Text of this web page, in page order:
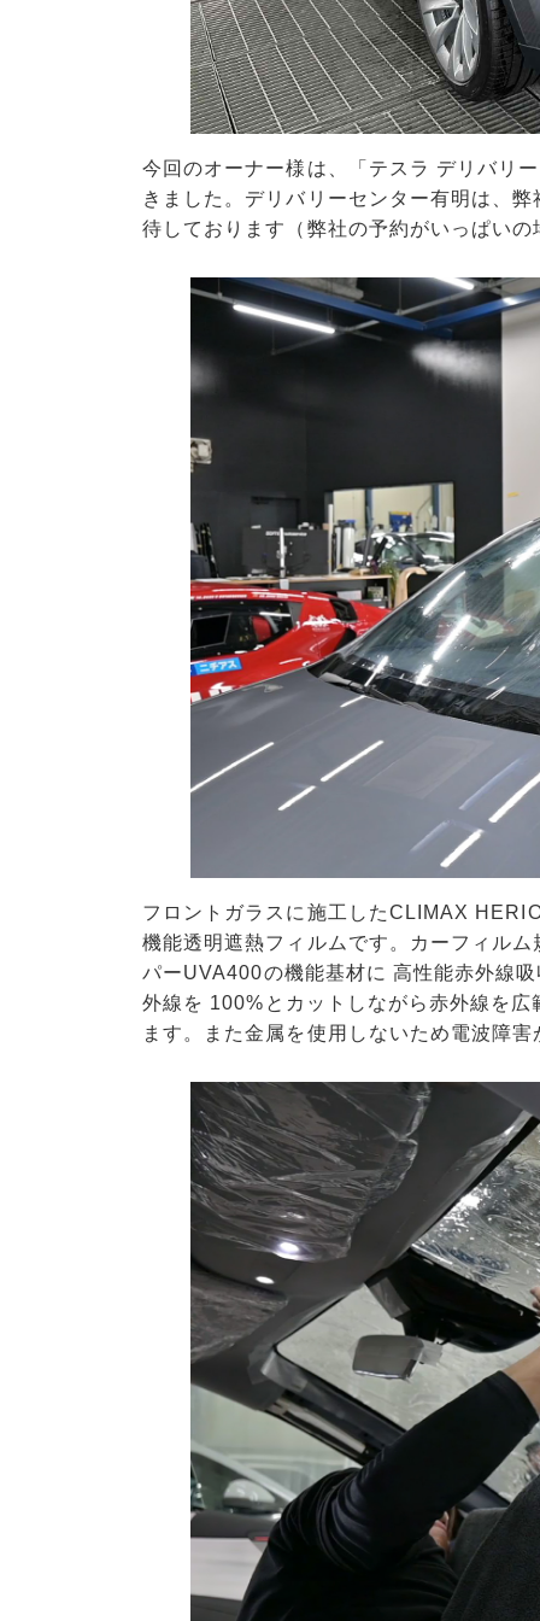
今回のオーナー様は、「テスラ デリバリ
きました。デリバリーセンター有明は、
待しております（弊社の予約がいっぱい
フロントガラスに施工したCLIMAX
機能透明遮熱フィルムです。カーフィル
パーUVA400の機能基材に 高性能赤外線
外線を 100%とカットしながら赤外線を
ます。また金属を使用しないため電波障